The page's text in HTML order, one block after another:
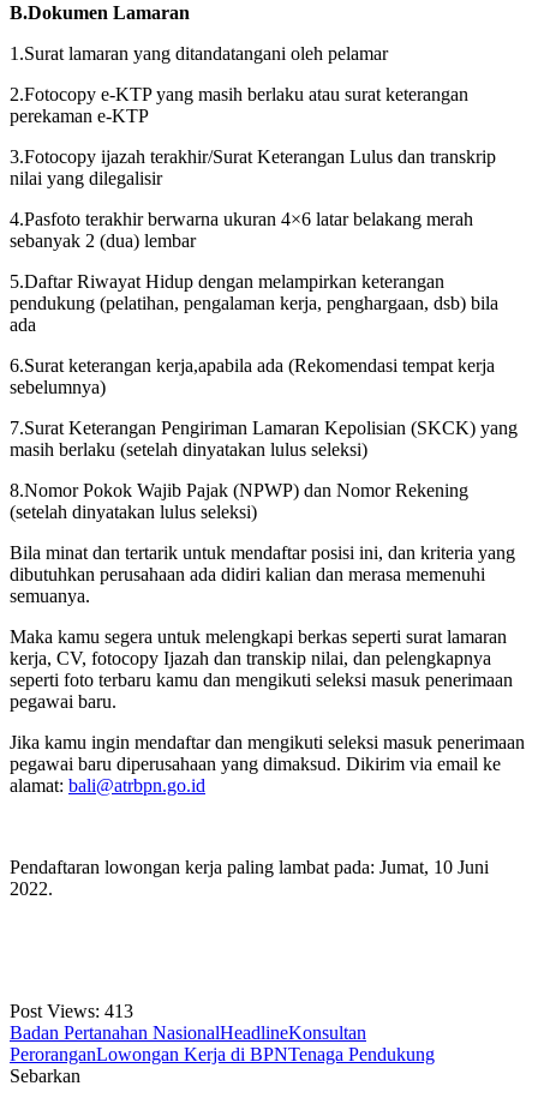
B.Dokumen Lamaran
1.Surat lamaran yang ditandatangani oleh pelamar
2.Fotocopy e-KTP yang masih berlaku atau surat keterangan
perekaman e-KTP
3.Fotocopy ijazah terakhir/Surat Keterangan Lulus dan transkrip
nilai yang dilegalisir
4.Pasfoto terakhir berwarna ukuran 4×6 latar belakang merah
sebanyak 2 (dua) lembar
5.Daftar Riwayat Hidup dengan melampirkan keterangan
pendukung (pelatihan, pengalaman kerja, penghargaan, dsb) bila
ada
6.Surat keterangan kerja,apabila ada (Rekomendasi tempat kerja
sebelumnya)
7.Surat Keterangan Pengiriman Lamaran Kepolisian (SKCK) yang
masih berlaku (setelah dinyatakan lulus seleksi)
8.Nomor Pokok Wajib Pajak (NPWP) dan Nomor Rekening
(setelah dinyatakan lulus seleksi)
Bila minat dan tertarik untuk mendaftar posisi ini, dan kriteria yang
dibutuhkan perusahaan ada didiri kalian dan merasa memenuhi
semuanya.
Maka kamu segera untuk melengkapi berkas seperti surat lamaran
kerja, CV, fotocopy Ijazah dan transkip nilai, dan pelengkapnya
seperti foto terbaru kamu dan mengikuti seleksi masuk penerimaan
pegawai baru.
Jika kamu ingin mendaftar dan mengikuti seleksi masuk penerimaan
pegawai baru diperusahaan yang dimaksud. Dikirim via email ke
alamat: bali@atrbpn.go.id
Pendaftaran lowongan kerja paling lambat pada: Jumat, 10 Juni
2022.
Post Views: 413
Badan Pertanahan NasionalHeadlineKonsultan
PeroranganLowongan Kerja di BPNTenaga Pendukung
Sebarkan